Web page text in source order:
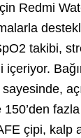
Redmi
takibi,
sayesinde,
çipi, kalp